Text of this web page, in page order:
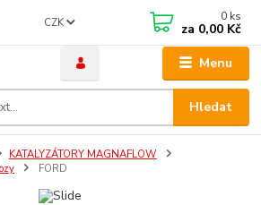
Menu
CZK
Hledat
0 ks
za 0,00 Kč
KATALYZÁTORY MAGNAFLOW
FORD